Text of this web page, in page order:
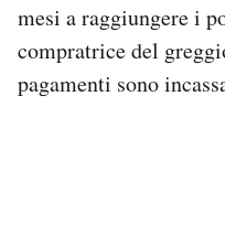
mesi a raggiungere i
compratrice del
pagamenti sono